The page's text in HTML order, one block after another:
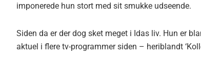
imponerede hun stort med sit smukke udseende.
Siden da er der dog sket meget i Idas liv. Hun er
aktuel i flere tv-programmer siden – heriblandt